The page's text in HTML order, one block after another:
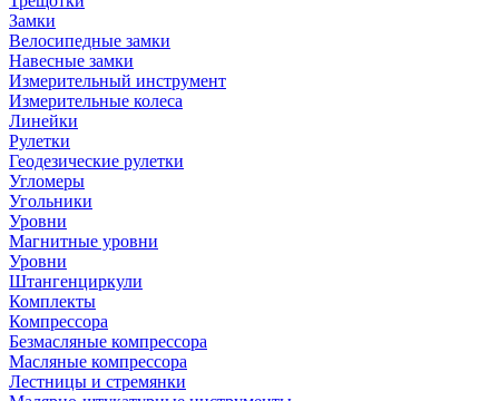
Замки
Велосипедные замки
Навесные замки
Измерительный инструмент
Измерительные колеса
Линейки
Рулетки
Геодезические рулетки
Угломеры
Угольники
Уровни
Магнитные уровни
Уровни
Штангенциркули
Комплекты
Компрессора
Безмасляные компрессора
Масляные компрессора
Лестницы и стремянки